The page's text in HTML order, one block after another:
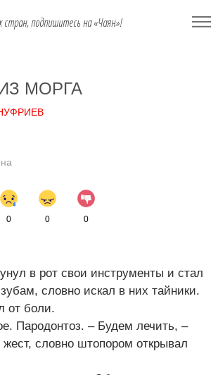
стран, подпишитесь на «Чаян»!
МОРГА
0 0 0
в рот свои инструменты и стал
словно искал в них тайники.
от боли.
Пародонтоз. – Будем лечить, –
жест, словно штопором открывал